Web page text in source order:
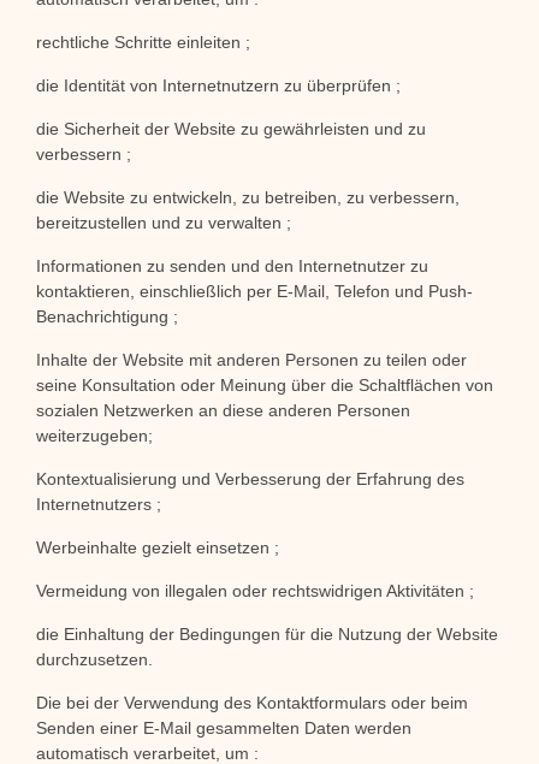
rechtliche Schritte einleiten ;
die Identität von Internetnutzern zu überprüfen ;
die Sicherheit der Website zu gewährleisten und zu
verbessern ;
die Website zu entwickeln, zu betreiben, zu verbessern,
bereitzustellen und zu verwalten ;
Informationen zu senden und den Internetnutzer zu
kontaktieren, einschließlich per E-Mail, Telefon und Push-
Benachrichtigung ;
Inhalte der Website mit anderen Personen zu teilen oder
seine Konsultation oder Meinung über die Schaltflächen von
sozialen Netzwerken an diese anderen Personen
weiterzugeben;
Kontextualisierung und Verbesserung der Erfahrung des
Internetnutzers ;
Werbeinhalte gezielt einsetzen ;
Vermeidung von illegalen oder rechtswidrigen Aktivitäten ;
die Einhaltung der Bedingungen für die Nutzung der Website
durchzusetzen.
Die bei der Verwendung des Kontaktformulars oder beim
Senden einer E-Mail gesammelten Daten werden
automatisch verarbeitet, um :